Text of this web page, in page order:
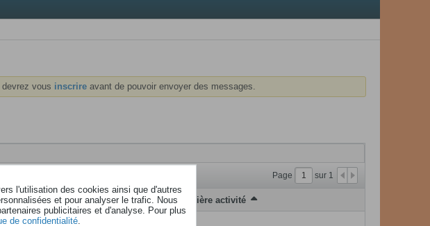
vous inscrire avant de pouvoir envoyer des messages.
Page sur 1
Dernière activité
l'utilisation des cookies ainsi que d'autres
et pour analyser le trafic. Nous
publicitaires et d'analyse. Pour plus
de confidentialité.